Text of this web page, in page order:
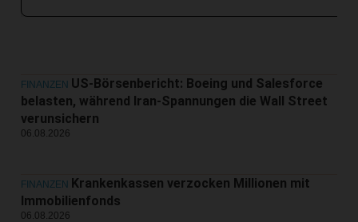
FINANZEN US-Börsenbericht: Boeing und Salesforce
belasten, während Iran-Spannungen die Wall Street
verunsichern
06.08.2026
FINANZEN Krankenkassen verzocken Millionen mit
Immobilienfonds
06.08.2026